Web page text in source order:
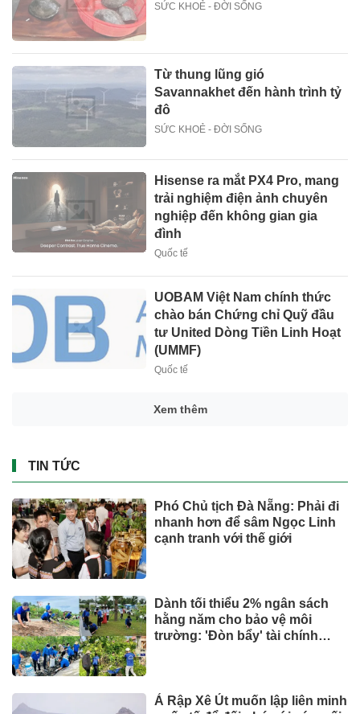
SỨC KHOẺ - ĐỜI SỐNG
Từ thung lũng gió
Savannakhet đến hành trình tỷ
đô
SỨC KHOẺ - ĐỜI SỐNG
Hisense ra mắt PX4 Pro, mang
trải nghiệm điện ảnh chuyên
nghiệp đến không gian gia
đình
Quốc tế
UOBAM Việt Nam chính thức
chào bán Chứng chỉ Quỹ đầu
tư United Dòng Tiền Linh Hoạt
(UMMF)
Quốc tế
Xem thêm
TIN TỨC
Phó Chủ tịch Đà Nẵng: Phải đi
nhanh hơn để sâm Ngọc Linh
cạnh tranh với thế giới
Dành tối thiểu 2% ngân sách
hằng năm cho bảo vệ môi
trường: 'Đòn bẩy' tài chính
Ả Rập Xê Út muốn lập liên minh